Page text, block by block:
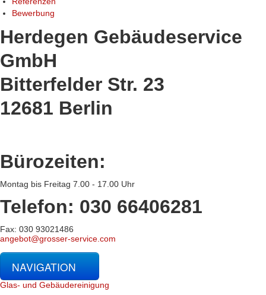
Bewerbung
Herdegen Gebäudeservice
GmbH
Bitterfelder Str. 23
12681 Berlin
Bürozeiten:
Montag bis Freitag 7.00 - 17.00 Uhr
Telefon: 030 66406281
Fax: 030 93021486
angebot@grosser-service.com
NAVIGATION
Glas- und Gebäudereinigung